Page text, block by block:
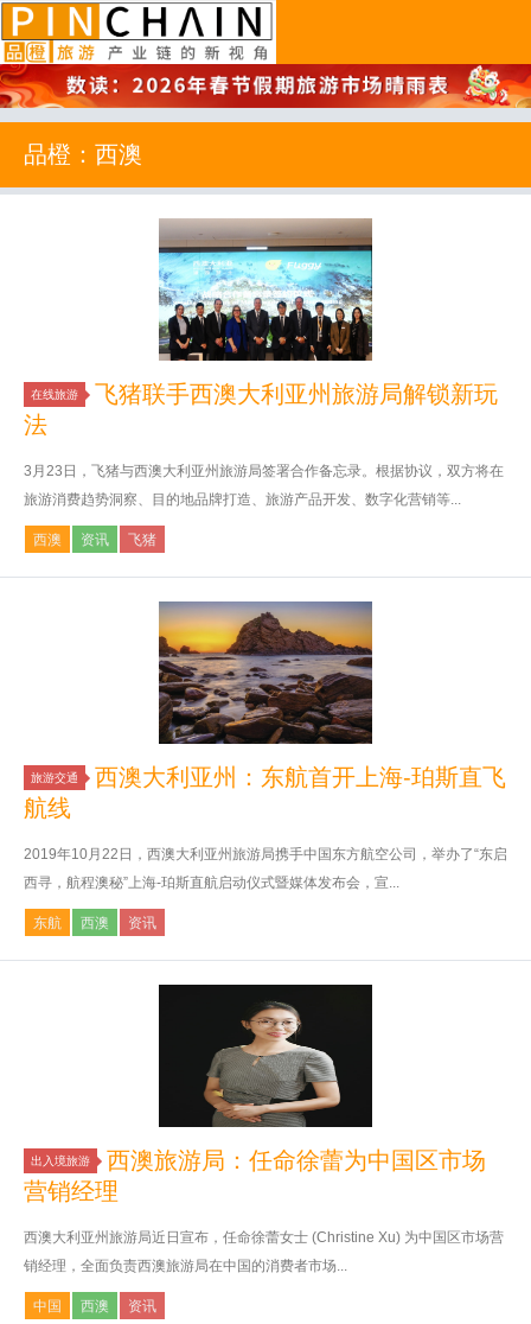
品橙旅游
品橙：西澳
在线旅游
飞猪联手西澳大利亚州旅游局解锁新玩
法
3月23日，飞猪与西澳大利亚州旅游局签署合作备忘录。根据协议，双方将在
旅游消费趋势洞察、目的地品牌打造、旅游产品开发、数字化营销等...
西澳 资讯 飞猪
旅游交通
西澳大利亚州：东航首开上海-珀斯直飞
航线
2019年10月22日，西澳大利亚州旅游局携手中国东方航空公司，举办了“东启
西寻，航程澳秘”上海-珀斯直航启动仪式暨媒体发布会，宣...
东航 西澳 资讯
出入境旅游
西澳旅游局：任命徐蕾为中国区市场
营销经理
西澳大利亚州旅游局近日宣布，任命徐蕾女士 (Christine Xu) 为中国区市场营
销经理，全面负责西澳旅游局在中国的消费者市场...
中国 西澳 资讯